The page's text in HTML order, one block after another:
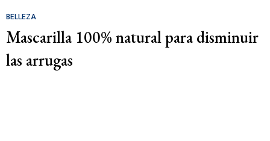
BELLEZA
Mascarilla 100% natural para disminuir
las arrugas